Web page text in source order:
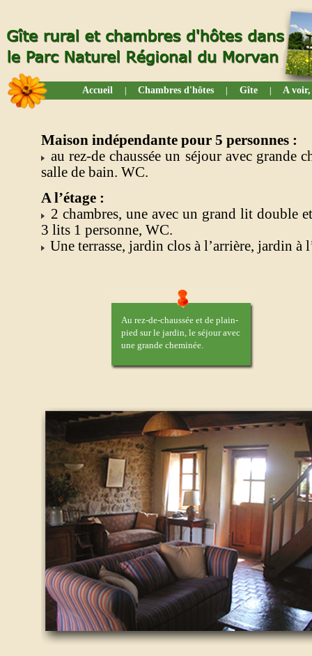
Accueil Chambres d'hôtes Gîte A
Maison indépendante pour 5 personnes :
au rez-de chaussée un séjour avec grande
salle de bain. WC.
A l’étage :
2 chambres, une avec un grand lit double
3 lits 1 personne, WC.
Une terrasse, jardin clos à l’arrière, jardin à
Au rez-de-chaussée et de plain-
pied sur le jardin, le séjour avec
une grande cheminée.